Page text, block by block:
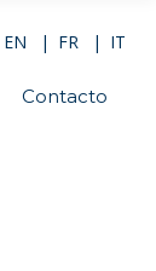
EN FR IT
Contacto